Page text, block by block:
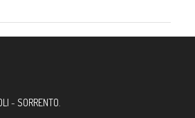
- SORRENTO